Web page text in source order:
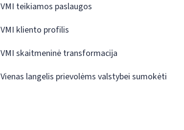
VMI teikiamos paslaugos
VMI kliento profilis
VMI skaitmeninė transformacija
Vienas langelis prievolėms valstybei sumokėti